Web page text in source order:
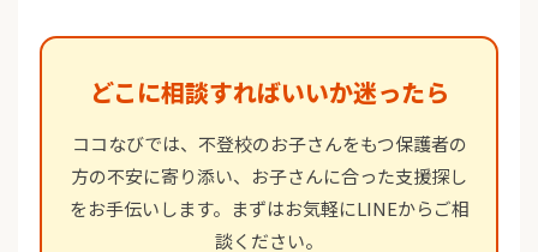
どこに相談すればいいか迷ったら
ココなびでは、不登校のお子さんをもつ保護者の
方の不安に寄り添い、お子さんに合った支援探し
をお手伝いします。まずはお気軽にLINEからご相
談ください。